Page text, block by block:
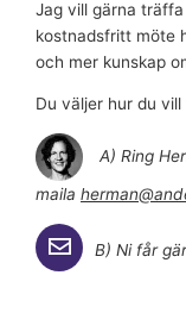
Jag vill gärna
kostnadsfritt möte
och mer kunskap
Du väljer hur du
A) Ring
maila
B) Ni får